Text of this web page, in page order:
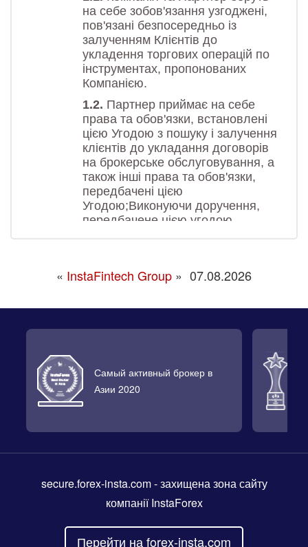
« InstaFintech Group » 07.08.2026
Самый активный брокер в
Азии 2020
secure.forex-insta.com- захищена зона сайту
компанії InstaForex
Перейти на forex-insta.com